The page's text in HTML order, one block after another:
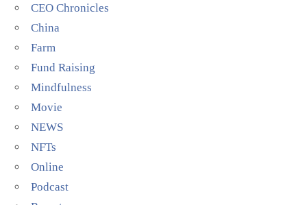
CEO Chronicles
China
Farm
Fund Raising
Mindfulness
Movie
NEWS
NFTs
Online
Podcast